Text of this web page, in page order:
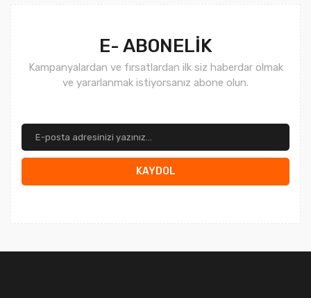
E- ABONELİK
Kampanyalardan ve fırsatlardan ilk siz haberdar olmak
ve yararlanmak istiyorsanız abone olun.
KAYDOL